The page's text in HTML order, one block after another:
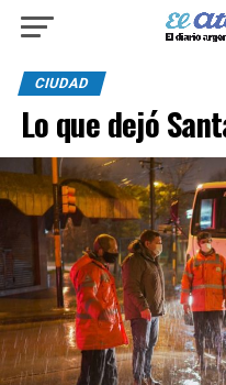
CIUDAD
Lo que dejó